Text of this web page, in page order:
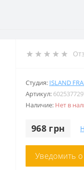
Студия: ISLAND
Артикул:
Наличие: Нет в
968 грн
Уведомить